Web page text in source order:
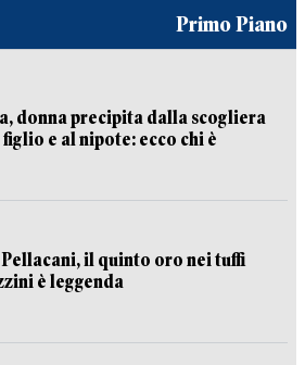
Primo Piano
donna precipita dalla scogliera
e al nipote: ecco chi è
il quinto oro nei tuffi
è leggenda